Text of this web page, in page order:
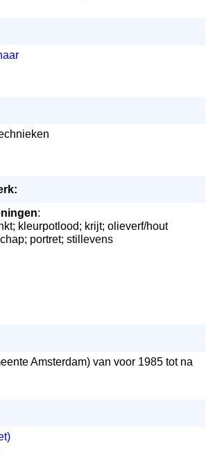
:
kleurpotlood; krijt; olieverf/hout
portret; stillevens
Amsterdam) van voor 1985 tot na